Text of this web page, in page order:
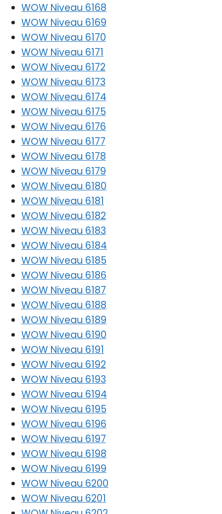
WOW Niveau 6168
WOW Niveau 6169
WOW Niveau 6170
WOW Niveau 6171
WOW Niveau 6172
WOW Niveau 6173
WOW Niveau 6174
WOW Niveau 6175
WOW Niveau 6176
WOW Niveau 6177
WOW Niveau 6178
WOW Niveau 6179
WOW Niveau 6180
WOW Niveau 6181
WOW Niveau 6182
WOW Niveau 6183
WOW Niveau 6184
WOW Niveau 6185
WOW Niveau 6186
WOW Niveau 6187
WOW Niveau 6188
WOW Niveau 6189
WOW Niveau 6190
WOW Niveau 6191
WOW Niveau 6192
WOW Niveau 6193
WOW Niveau 6194
WOW Niveau 6195
WOW Niveau 6196
WOW Niveau 6197
WOW Niveau 6198
WOW Niveau 6199
WOW Niveau 6200
WOW Niveau 6201